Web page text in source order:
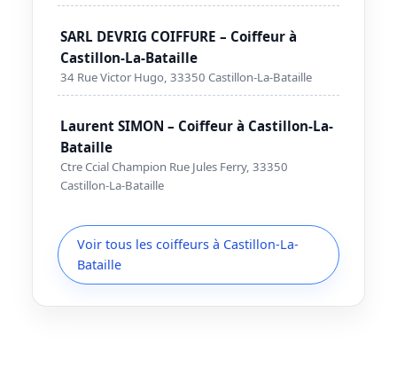
SARL DEVRIG COIFFURE – Coiffeur à
Castillon-La-Bataille
34 Rue Victor Hugo, 33350 Castillon-La-Bataille
Laurent SIMON – Coiffeur à Castillon-La-
Bataille
Ctre Ccial Champion Rue Jules Ferry, 33350
Castillon-La-Bataille
Voir tous les coiffeurs à Castillon-La-
Bataille